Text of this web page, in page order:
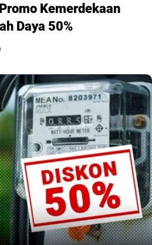
Kemerdekaan
Daya 50%